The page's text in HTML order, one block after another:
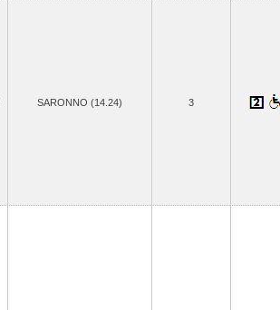
SARONNO (14.24) 3